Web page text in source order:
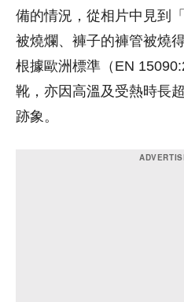
備的情況，從相片中見到
被燒爛、褲子的褲管被燒
根據歐洲標準（EN
靴，亦因高溫及受熱時長
跡象。